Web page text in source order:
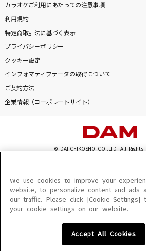
カラオケご利用にあたっての注意事項
利用規約
特定商取引法に基づく表示
プライバシーポリシー
クッキー設定
インフォマティブデータの取得について
ご契約方法
企業情報（コーポレートサイト）
© DAIICHIKOSHO CO.,LTD. All Rights
このサイトに掲載されている一切の文章・画像・写真・
を問わず、著作権法の定める範囲を超えて無断で複製、
を禁じます。
楽曲及びコンテンツは、機種によりご利用いただけない
楽曲及びコンテンツの配信日、配信内容が変更になる場合
We use cookies to improve your
website, to personalize content and ads
our traffic. Please click [Cookie Settings]
your cookie settings on our website.
Accept All Cookies